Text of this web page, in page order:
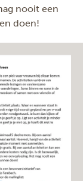
nooit een
doen!